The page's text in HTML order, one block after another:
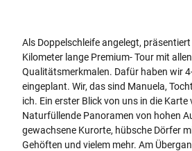
Als Doppelschleife angelegt,
Kilometer lange Premium- Tour mit
Qualitätsmerkmalen. Dafür haben wir
eingeplant. Wir, das sind Manuela,
ich. Ein erster Blick von uns in die Karte
Naturfüllende Panoramen von hohen
gewachsene Kurorte, hübsche Dörfer
Gehöften und vielem mehr. Am